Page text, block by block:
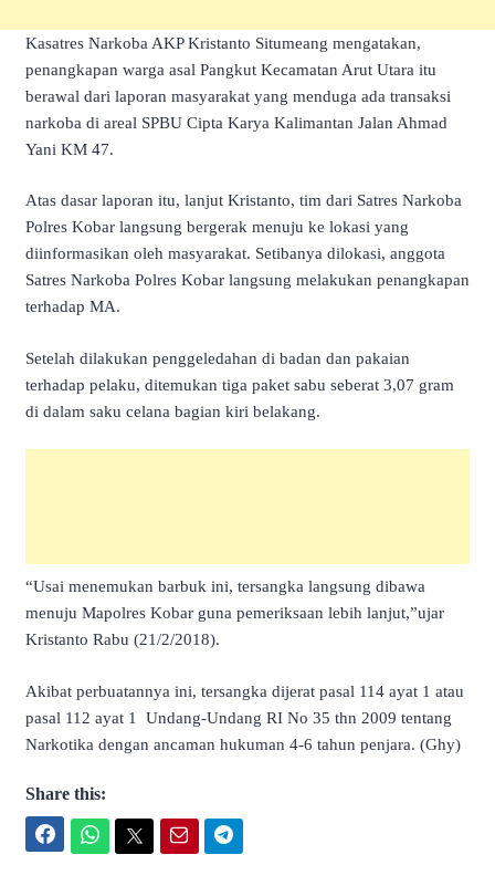
Kasatres Narkoba AKP Kristanto Situmeang mengatakan,
penangkapan warga asal Pangkut Kecamatan Arut Utara itu
berawal dari laporan masyarakat yang menduga ada transaksi
narkoba di areal SPBU Cipta Karya Kalimantan Jalan Ahmad
Yani KM 47.
Atas dasar laporan itu, lanjut Kristanto, tim dari Satres Narkoba
Polres Kobar langsung bergerak menuju ke lokasi yang
diinformasikan oleh masyarakat. Setibanya dilokasi, anggota
Satres Narkoba Polres Kobar langsung melakukan penangkapan
terhadap MA.
Setelah dilakukan penggeledahan di badan dan pakaian
terhadap pelaku, ditemukan tiga paket sabu seberat 3,07 gram
di dalam saku celana bagian kiri belakang.
“Usai menemukan barbuk ini, tersangka langsung dibawa
menuju Mapolres Kobar guna pemeriksaan lebih lanjut,”ujar
Kristanto Rabu (21/2/2018).
Akibat perbuatannya ini, tersangka dijerat pasal 114 ayat 1 atau
pasal 112 ayat 1 Undang-Undang RI No 35 thn 2009 tentang
Narkotika dengan ancaman hukuman 4-6 tahun penjara. (Ghy)
Share this: